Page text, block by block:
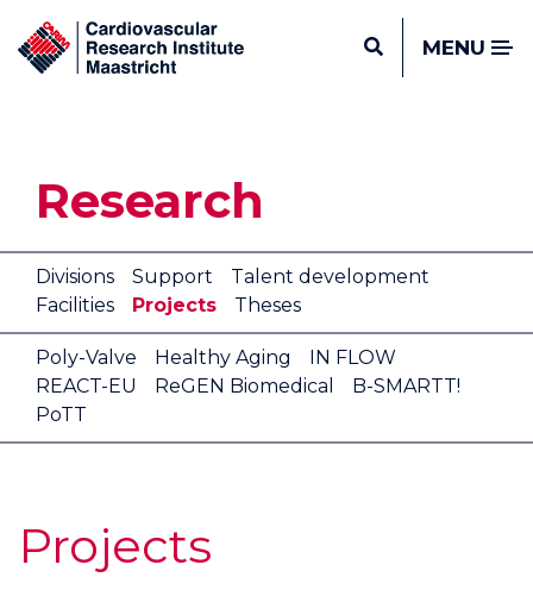
MENU
Research
Divisions Support
Talent development
Facilities
Projects Theses
Poly-Valve Healthy Aging
IN FLOW
REACT-EU
ReGEN Biomedical
B-SMARTT!
PoTT
Projects